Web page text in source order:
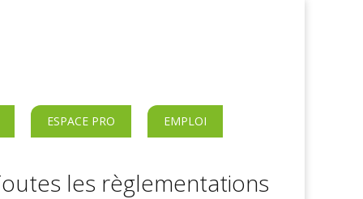
ESPACE PRO EMPLOI
les règlementations